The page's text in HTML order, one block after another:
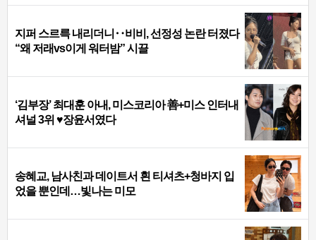
지퍼 스르륵 내리더니‥비비, 선정성 논란 터졌다
“왜 저래vs이게 워터밤” 시끌
‘김부장’ 최대훈 아내, 미스코리아 善+미스 인터내
셔널 3위 ♥장윤서였다
송혜교, 남사친과 데이트서 흰 티셔츠+청바지 입
었을 뿐인데…빛나는 미모